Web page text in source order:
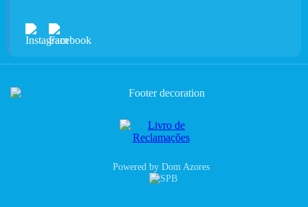
Powered by Dom Azores